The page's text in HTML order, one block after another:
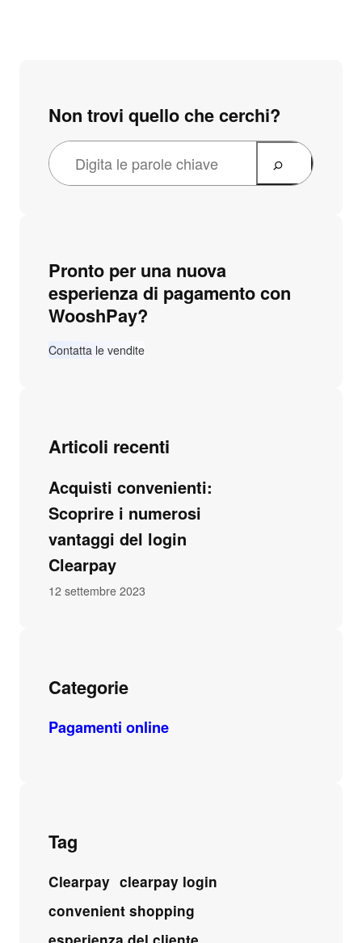
Non trovi quello che cerchi?
Pronto per una nuova
esperienza di pagamento con
WooshPay?
Contatta le vendite
Articoli recenti
Acquisti convenienti:
Scoprire i numerosi
vantaggi del login
Clearpay
12 settembre 2023
Categorie
Pagamenti online
Tag
Clearpay clearpay login
convenient shopping